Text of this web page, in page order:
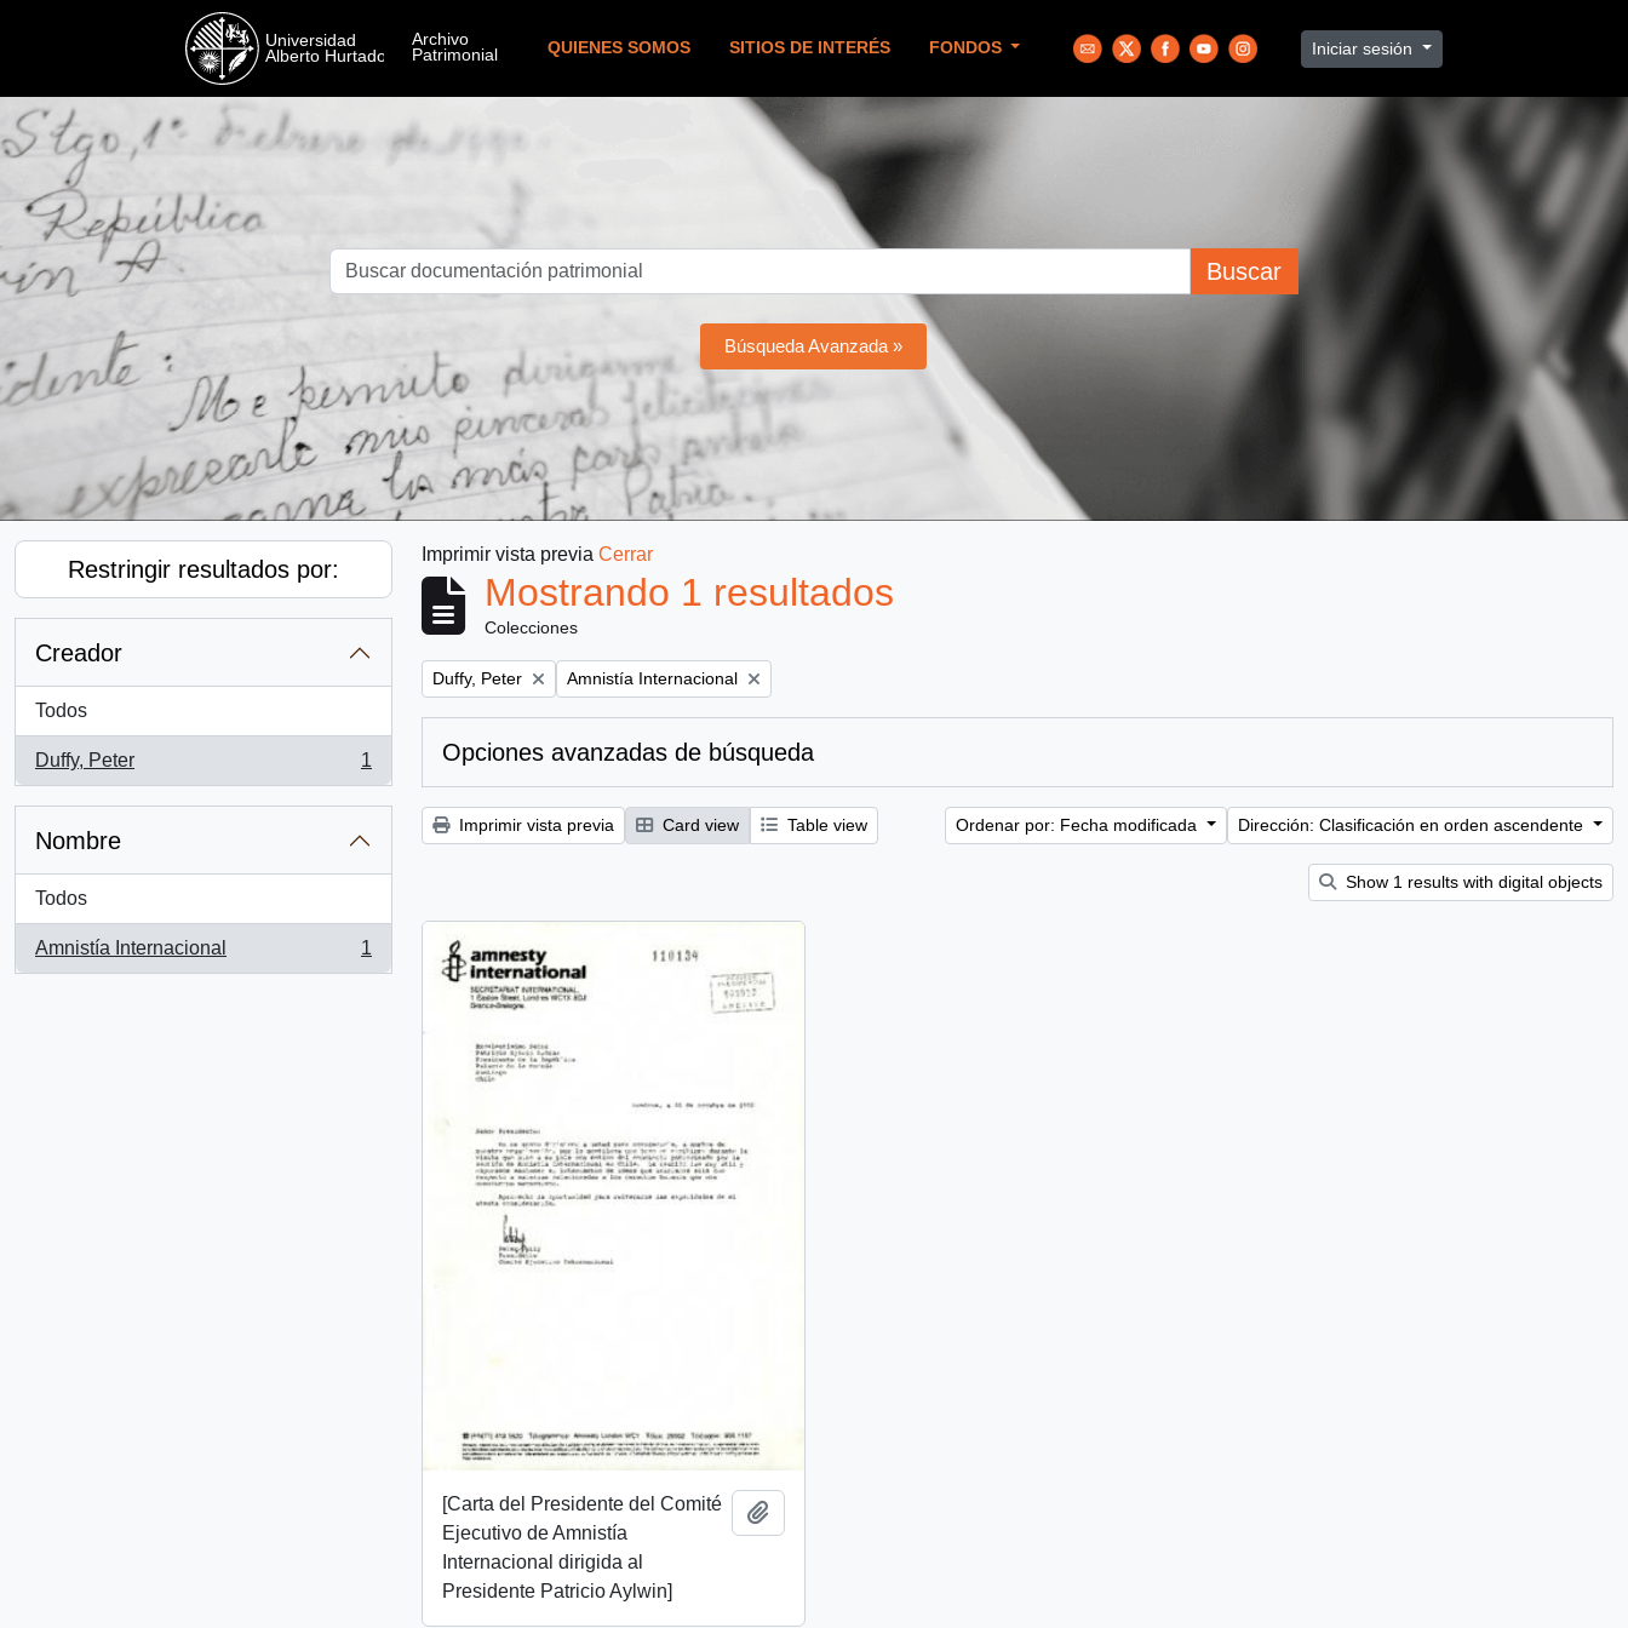
QUIENES SOMOS SITIOS DE INTERÉS FONDOS Iniciar sesión
Buscar
Búsqueda Avanzada »
Restringir resultados por:
Creador
Todos
Duffy, Peter
, 1 resultados
1
Nombre
Todos
Amnistía Internacional
, 1 resultados
1
Imprimir vista previa Cerrar
Mostrando 1 resultados
Colecciones
Remove filter:
Duffy, Peter Remove filter:
Amnistía Internacional
Opciones avanzadas de búsqueda
Imprimir vista previa Card view Table view Ordenar por: Fecha modificada Dirección: Clasificación en orden ascendente
Show 1 results with digital objects
[Carta del Presidente del Comité
Ejecutivo de Amnistía
Internacional dirigida al
Presidente Patricio Aylwin]